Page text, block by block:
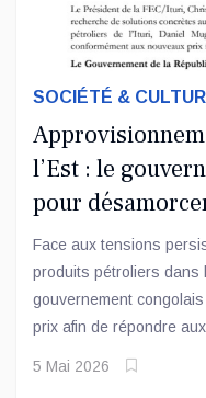
SOCIÉTÉ &
l’Est : le
pour
Face aux tensions
produits pétroliers dans
gouvernement
prix afin de répondre
5 Mai 2026